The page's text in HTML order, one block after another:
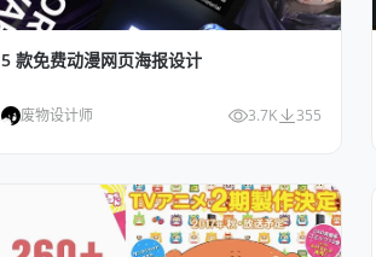
5 款免费动漫网页海报设计
废物设计师 3.7K 355